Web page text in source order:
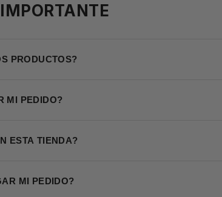
PRODUCTOS?
MI PEDIDO?
ESTA TIENDA?
MI PEDIDO?